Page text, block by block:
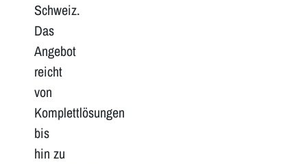
Schweiz.
Das
Angebot
reicht
von
Komplettlösungen
bis
hin zu